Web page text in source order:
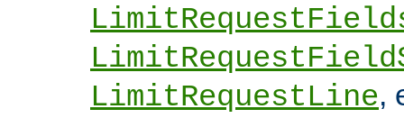
LimitRequestLine,